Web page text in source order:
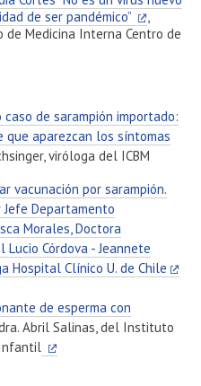
de ser pandémico”
,
Medicina Interna Centro de
caso de sarampión importado:
aparezcan los síntomas
viróloga del ICBM
vacunación por sarampión.
Jefe Departamento
Morales, Doctora
Córdova - Jeannete
Hospital Clínico U. de Chile
de esperma con
Abril Salinas, del Instituto